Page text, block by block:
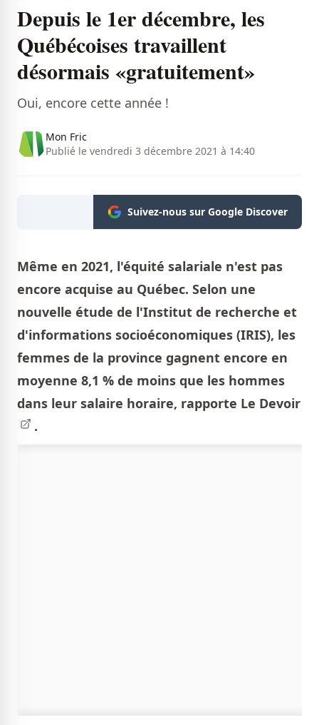
Depuis le 1er décembre, les
Québécoises travaillent
désormais «gratuitement»
Oui, encore cette année !
Mon Fric
Publié le vendredi 3 décembre 2021 à 14:40
Suivez-nous sur Google Discover
Même en 2021, l'équité salariale n'est pas
encore acquise au Québec. Selon une
nouvelle étude de l'Institut de recherche et
d'informations socioéconomiques (IRIS), les
femmes de la province gagnent encore en
moyenne 8,1 % de moins que les hommes
dans leur salaire horaire, rapporte Le Devoir
.